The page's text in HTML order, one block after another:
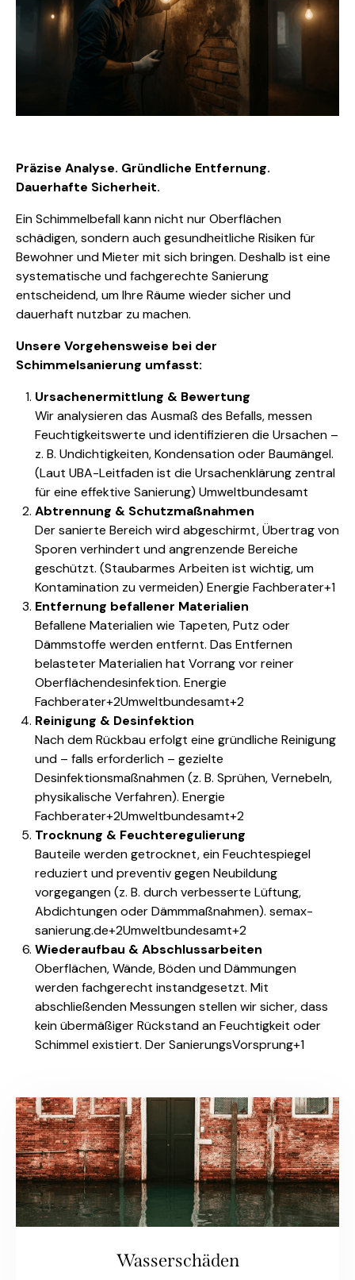
Präzise Analyse. Gründliche Entfernung.
Dauerhafte Sicherheit.
Ein Schimmelbefall kann nicht nur Oberflächen
schädigen, sondern auch gesundheitliche Risiken für
Bewohner und Mieter mit sich bringen. Deshalb ist eine
systematische und fachgerechte Sanierung
entscheidend, um Ihre Räume wieder sicher und
dauerhaft nutzbar zu machen.
Unsere Vorgehensweise bei der
Schimmelsanierung umfasst:
Ursachenermittlung & Bewertung
Wir analysieren das Ausmaß des Befalls, messen
Feuchtigkeitswerte und identifizieren die Ursachen –
z. B. Undichtigkeiten, Kondensation oder Baumängel.
(Laut UBA-Leitfaden ist die Ursachenklärung zentral
für eine effektive Sanierung) Umweltbundesamt
Abtrennung & Schutzmaßnahmen
Der sanierte Bereich wird abgeschirmt, Übertrag von
Sporen verhindert und angrenzende Bereiche
geschützt. (Staubarmes Arbeiten ist wichtig, um
Kontamination zu vermeiden) Energie Fachberater+1
Entfernung befallener Materialien
Befallene Materialien wie Tapeten, Putz oder
Dämmstoffe werden entfernt. Das Entfernen
belasteter Materialien hat Vorrang vor reiner
Oberflächendesinfektion. Energie
Fachberater+2Umweltbundesamt+2
Reinigung & Desinfektion
Nach dem Rückbau erfolgt eine gründliche Reinigung
und – falls erforderlich – gezielte
Desinfektionsmaßnahmen (z. B. Sprühen, Vernebeln,
physikalische Verfahren). Energie
Fachberater+2Umweltbundesamt+2
Trocknung & Feuchteregulierung
Bauteile werden getrocknet, ein Feuchtespiegel
reduziert und preventiv gegen Neubildung
vorgegangen (z. B. durch verbesserte Lüftung,
Abdichtungen oder Dämmmaßnahmen). semax-
sanierung.de+2Umweltbundesamt+2
Wiederaufbau & Abschlussarbeiten
Oberflächen, Wände, Böden und Dämmungen
werden fachgerecht instandgesetzt. Mit
abschließenden Messungen stellen wir sicher, dass
kein übermäßiger Rückstand an Feuchtigkeit oder
Schimmel existiert. Der SanierungsVorsprung+1
Wasserschäden